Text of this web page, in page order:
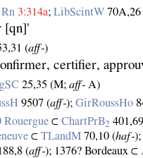
Rn 3:314a;LibScintW 70A,26
[qn]'
(aff‑)
certifier,
25,35 (M;aff‑ A)
9507 (aff‑);GirRoussHo
Rouergue ⊂ChartPrB2
⊂TLandM 70,10 (haf‑);
(aff‑); 1376? Bordeaux ⊂